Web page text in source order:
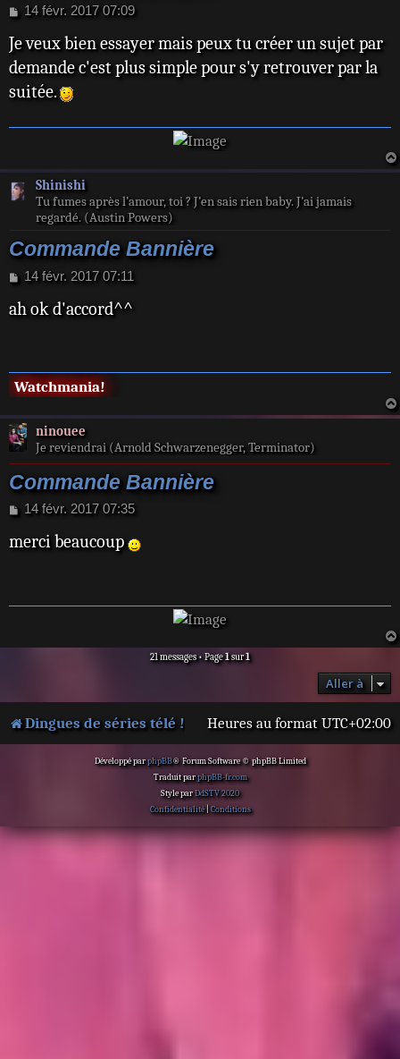
M
s
a
g
14 févr. 2017 07:09
Je veux bien essayer mais peux tu créer un sujet par
demande c'est plus simple pour s'y retrouver par la
suitée.
Shinishi
Tu fumes après l’amour, toi ? J’en sais rien baby. J’ai jamais
regardé. (Austin Powers)
Commande Bannière
M
s
e
14 févr. 2017 07:11
ah ok d'accord^^
Watchmania!
ninouee
Je reviendrai (Arnold Schwarzenegger, Terminator)
Commande Bannière
M
s
e
14 févr. 2017 07:35
merci beaucoup
21 messages • Page1sur1
Aller à
Dingues de séries télé ! Heures au format UTC+02:00
Développé parphpBB® Forum Software © phpBB Limited
Traduit parphpBB-fr.com
Style parDdSTV 2020
Confidentialité|Conditions